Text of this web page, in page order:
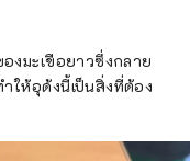
งมะเขือยาวซึ่งกลาย
ให้อุด้งนี้เป็นสิ่งที่ต้อง